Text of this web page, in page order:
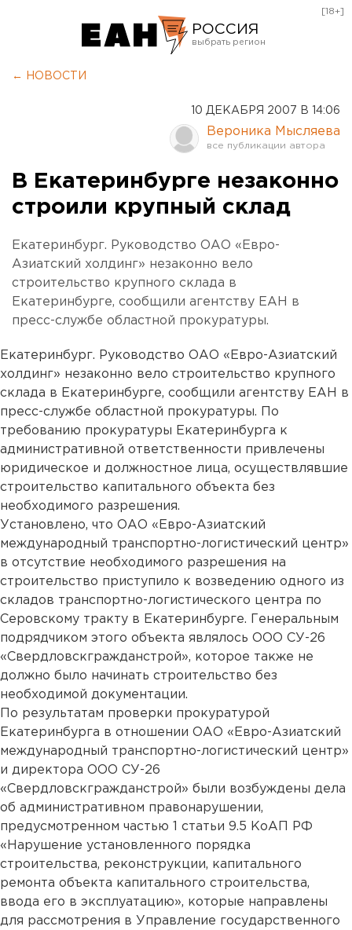
РОССИЯ
Оренбург
[18+]
← НОВОСТИ
10 ДЕКАБРЯ 2007 В 14:06
Вероника Мысляева
В Екатеринбурге незаконно
строили крупный склад
Екатеринбург. Руководство ОАО «Евро-
Азиатский холдинг» незаконно вело
строительство крупного склада в
Екатеринбурге, сообщили агентству ЕАН в
пресс-службе областной прокуратуры.
Екатеринбург. Руководство ОАО «Евро-Азиатский
холдинг» незаконно вело строительство крупного
склада в Екатеринбурге, сообщили агентству ЕАН в
пресс-службе областной прокуратуры. По
требованию прокуратуры Екатеринбурга к
административной ответственности привлечены
юридическое и должностное лица, осуществлявшие
строительство капитального объекта без
необходимого разрешения.
Установлено, что ОАО «Евро-Азиатский
международный транспортно-логистический центр»
в отсутствие необходимого разрешения на
строительство приступило к возведению одного из
складов транспортно-логистического центра по
Серовскому тракту в Екатеринбурге. Генеральным
подрядчиком этого объекта являлось ООО СУ-26
«Свердловскгражданстрой», которое также не
должно было начинать строительство без
необходимой документации.
По результатам проверки прокуратурой
Екатеринбурга в отношении ОАО «Евро-Азиатский
международный транспортно-логистический центр»
и директора ООО СУ-26
«Свердловскгражданстрой» были возбуждены дела
об административном правонарушении,
предусмотренном частью 1 статьи 9.5 КоАП РФ
«Нарушение установленного порядка
строительства, реконструкции, капитального
ремонта объекта капитального строительства,
ввода его в эксплуатацию», которые направлены
для рассмотрения в Управление государственного